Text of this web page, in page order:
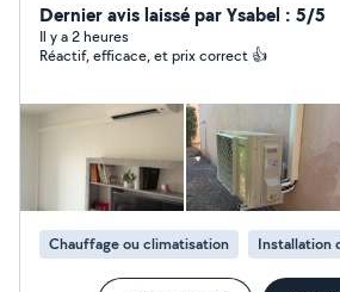
Dernier avis laissé par Ysabel : 5/5
Il y a 2 heures
Réactif, efficace, et prix correct 👍
Chauffage ou climatisation Installation